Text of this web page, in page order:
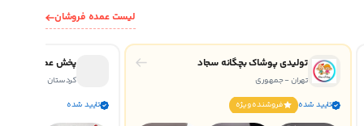
لیست عمده فروشان
تولیدی پوشاک بچگانه سجاد
تهران - جمهوری
تایید شده
فروشنده ويژه
پخش عمده لباس
کردستان
تایید شده